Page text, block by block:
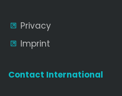
Privacy
Imprint
Contact International